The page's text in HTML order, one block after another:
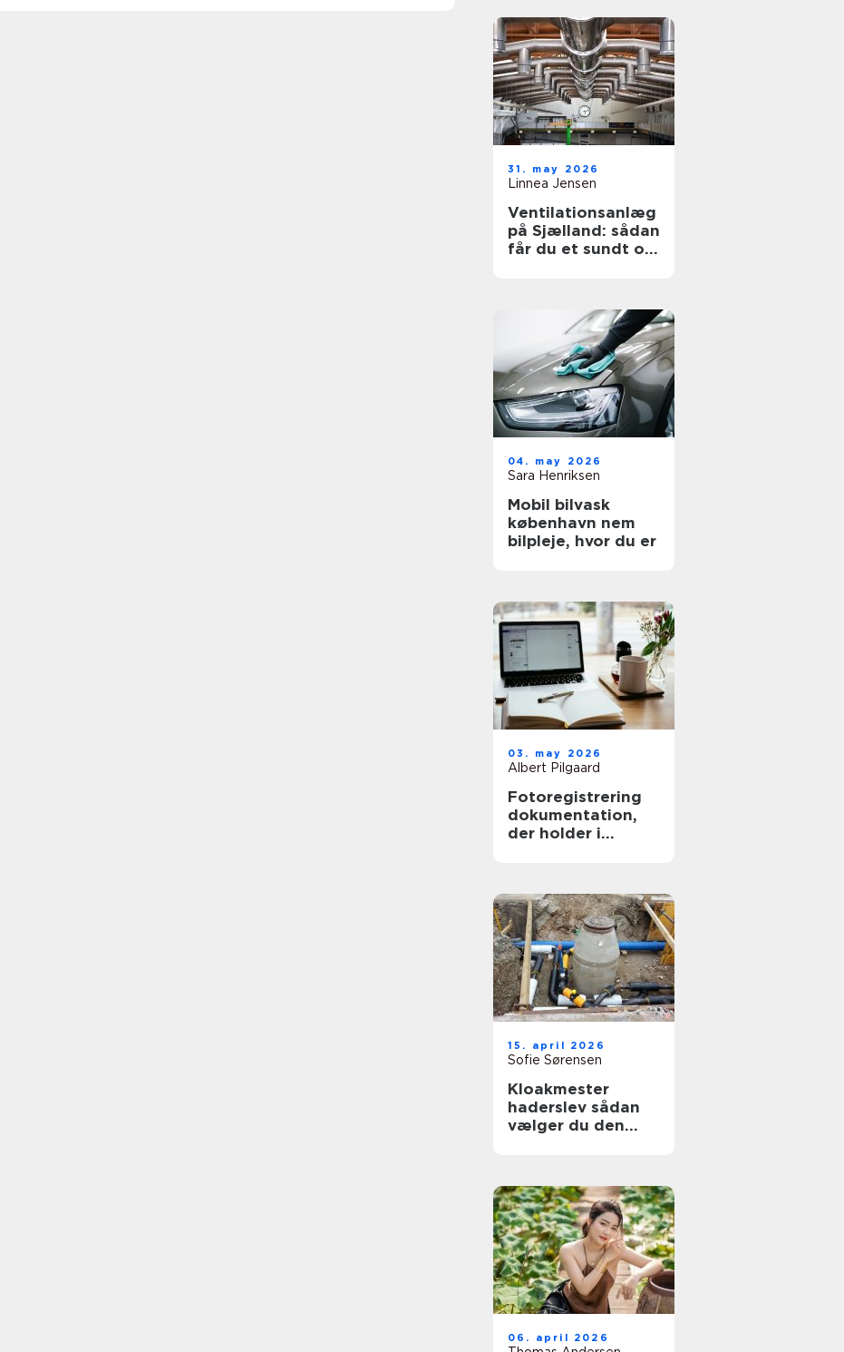
31. may 2026
Linnea Jensen
Ventilationsanlæg
på Sjælland: sådan
får du et sundt og
04. may 2026
Sara Henriksen
Mobil bilvask
københavn nem
bilpleje, hvor du er
03. may 2026
Albert Pilgaard
Fotoregistrering
dokumentation,
der holder i
15. april 2026
Sofie Sørensen
Kloakmester
haderslev sådan
vælger du den
06. april 2026